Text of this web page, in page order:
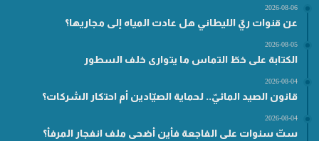
2026-08-06
عن قنوات ريّ الليطاني هل عادت المياه إلى مجاريها؟
2026-08-05
الكتابة على خطّ التماس ما يتوارى خلف السطور
2026-08-04
قانون الصيد المائيّ.. لحماية الصيّادين أم احتكار الشركات؟
2026-08-04
ستّ سنوات على الفاجعة فأين أضحى ملف انفجار المرفأ؟